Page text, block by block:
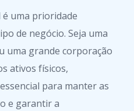
uma prioridade
de negócio. Seja uma
uma grande corporação
ativos físicos,
para manter as
e garantir a